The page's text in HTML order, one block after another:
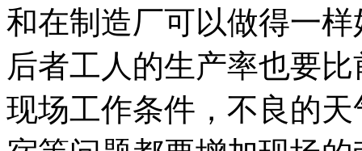
和在制造厂可以做得一
后者工人的生产率也要
现场工作条件，不良的